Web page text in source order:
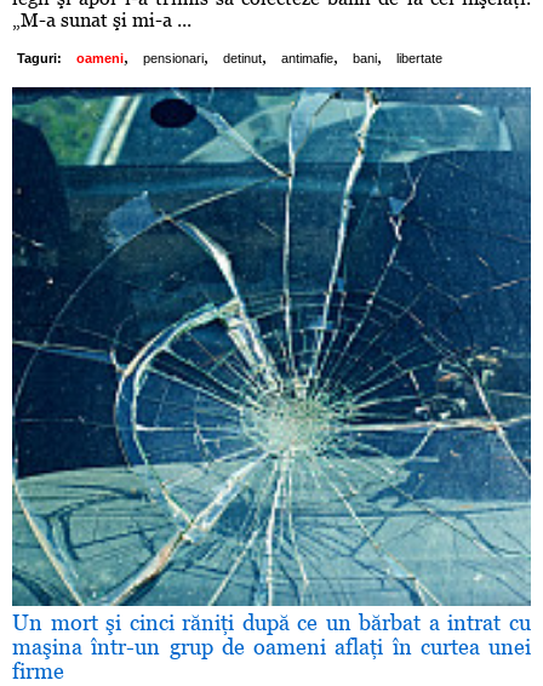
„M-a sunat şi mi-a ...
Taguri: oameni, pensionari, detinut, antimafie, bani, libertate
Un mort şi cinci răniţi după ce un bărbat a intrat cu
maşina într-un grup de oameni aflaţi în curtea unei
firme